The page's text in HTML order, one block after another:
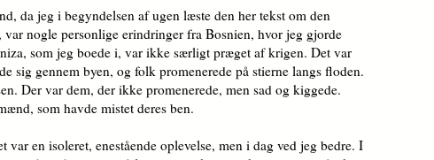
da jeg i begyndelsen af ugen læste den her tekst om den
var nogle personlige erindringer fra Bosnien, hvor jeg gjorde
som jeg boede i, var ikke særligt præget af krigen. Det var
sig gennem byen, og folk promenerede på stierne langs floden.
Der var dem, der ikke promenerede, men sad og kiggede.
som havde mistet deres ben.
var en isoleret, enestående oplevelse, men i dag ved jeg bedre. I